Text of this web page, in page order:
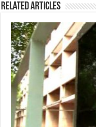
Related Articles